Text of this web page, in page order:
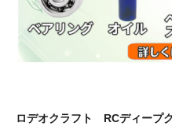
ロデオクラフト RCディープ